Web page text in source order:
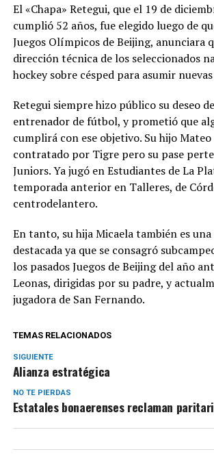
El «Chapa» Retegui, que el 19 de
cumplió 52 años, fue elegido luego de
Juegos Olímpicos de Beijing, anunciara
dirección técnica de los seleccionados
hockey sobre césped para asumir
Retegui siempre hizo público su deseo
entrenador de fútbol, y prometió que
cumplirá con ese objetivo. Su hijo Mateo
contratado por Tigre pero su pase
Juniors. Ya jugó en Estudiantes de La
temporada anterior en Talleres, de
centrodelantero.
En tanto, su hija Micaela también es
destacada ya que se consagró
los pasados Juegos de Beijing del año
Leonas, dirigidas por su padre, y
jugadora de San Fernando.
TEMAS RELACIONADOS
SIGUIENTE
Alianza estratégica
NO TE PIERDAS
Estatales bonaerenses reclaman